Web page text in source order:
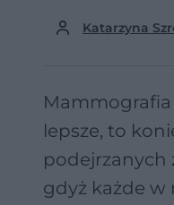
Katarzyna
Mammografia
lepsze, to
podejrzanych
gdyż każde w